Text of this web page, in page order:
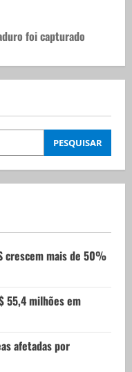
foi capturado
PESQUISAR
crescem mais de 50%
55,4 milhões em
afetadas por